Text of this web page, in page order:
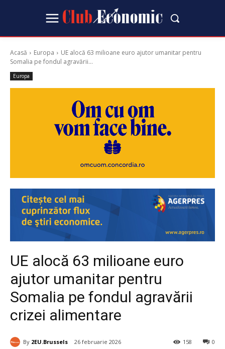
Acasă Europa
UE alocă 63 milioane euro ajutor umanitar pentru
Somalia pe fondul agravării...
Europa
UE alocă 63 milioane euro
ajutor umanitar pentru
Somalia pe fondul agravării
crizei alimentare
By 2EU.Brussels 26 februarie 2026 0
158